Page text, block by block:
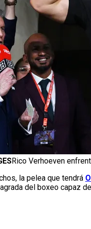
Rico Verhoeven
la pelea que tendrá
del boxeo capaz